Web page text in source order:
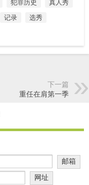
犯罪历史
真人秀
记录
选秀
下一篇
重任在肩第一季
邮箱
网址